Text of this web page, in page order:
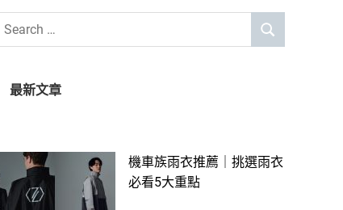
Search
SEARCH
最新文章
機車族雨衣推薦｜挑選雨衣
必看5大重點